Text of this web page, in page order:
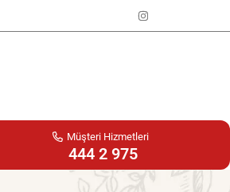
Müşteri Hizmetleri
444 2 975